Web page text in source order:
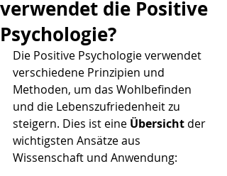
verwendet die Positive
Psychologie?
Die Positive Psychologie verwendet
verschiedene Prinzipien und
Methoden, um das Wohlbefinden
und die Lebenszufriedenheit zu
steigern. Dies ist eine Übersicht der
wichtigsten Ansätze aus
Wissenschaft und Anwendung: